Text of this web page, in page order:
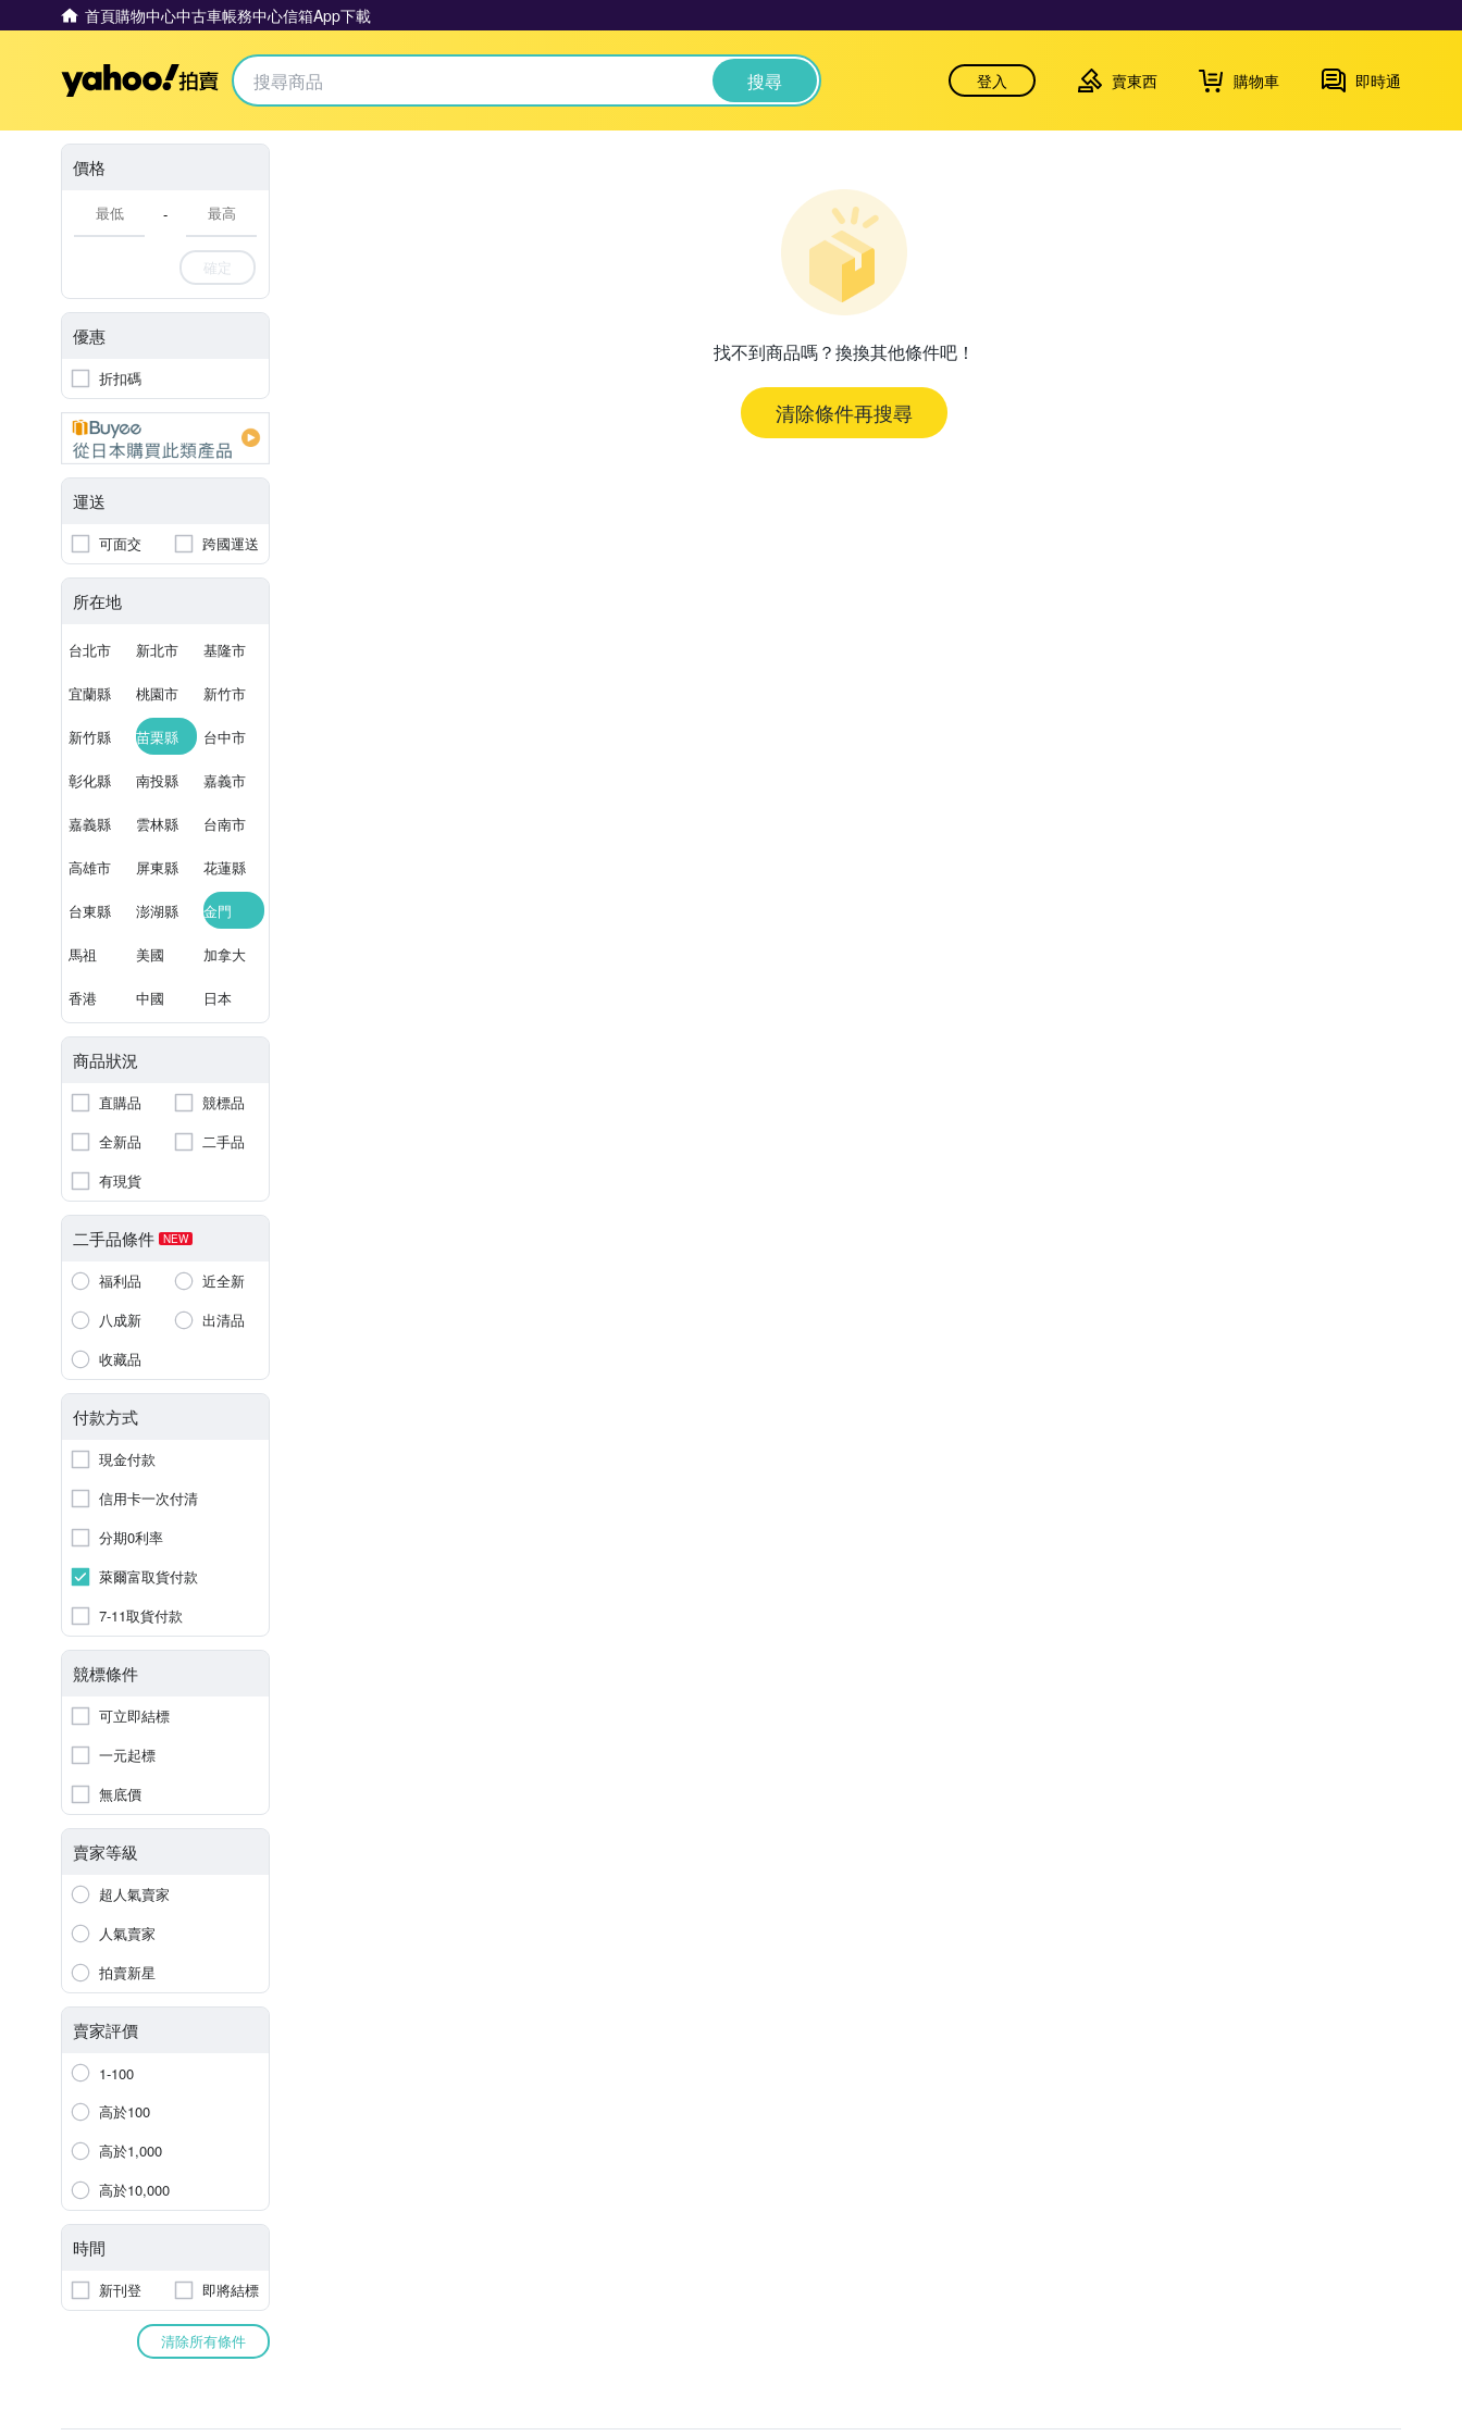
首頁購物中心中古車帳務中心信箱App下載
Yahoo拍賣 搜尋 登入 賣東西 購物車 即時通
價格
-
確定
優惠
折扣碼
運送
可面交 跨國運送
所在地
台北市 新北市 基隆市
宜蘭縣 桃園市 新竹市
新竹縣 苗栗縣 台中市
彰化縣 南投縣 嘉義市
嘉義縣 雲林縣 台南市
高雄市 屏東縣 花蓮縣
台東縣 澎湖縣 金門
馬祖 美國 加拿大
香港 中國 日本
商品狀況
直購品
競標品
全新品
二手品
有現貨
二手品條件 NEW
福利品
近全新
八成新
出清品
收藏品
付款方式
現金付款
信用卡一次付清
分期0利率
萊爾富取貨付款
7-11取貨付款
競標條件
可立即結標
一元起標
無底價
賣家等級
超人氣賣家
人氣賣家
拍賣新星
賣家評價
1-100
高於100
高於1,000
高於10,000
時間
新刊登 即將結標
清除所有條件
找不到商品嗎？換換其他條件吧！
清除條件再搜尋